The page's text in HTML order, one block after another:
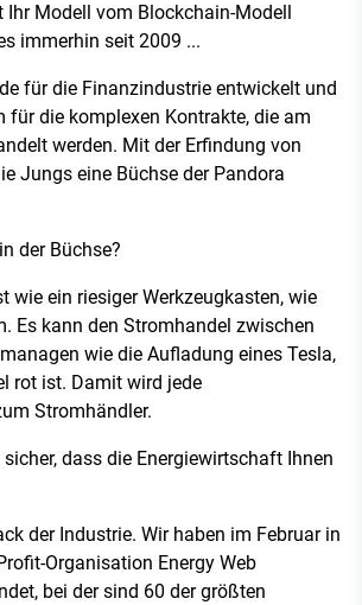
Modell vom Blockchain-Modell
immerhin seit 2009 ...
für die Finanzindustrie entwickelt und
für die komplexen Kontrakte, die am
werden. Mit der Erfindung von
Jungs eine Büchse der Pandora
der Büchse?
wie ein riesiger Werkzeugkasten, wie
Es kann den Stromhandel zwischen
wie die Aufladung eines Tesla,
rot ist. Damit wird jede
Stromhändler.
dass die Energiewirtschaft Ihnen
der Industrie. Wir haben im Februar in
Organisation Energy Web
bei der sind 60 der größten